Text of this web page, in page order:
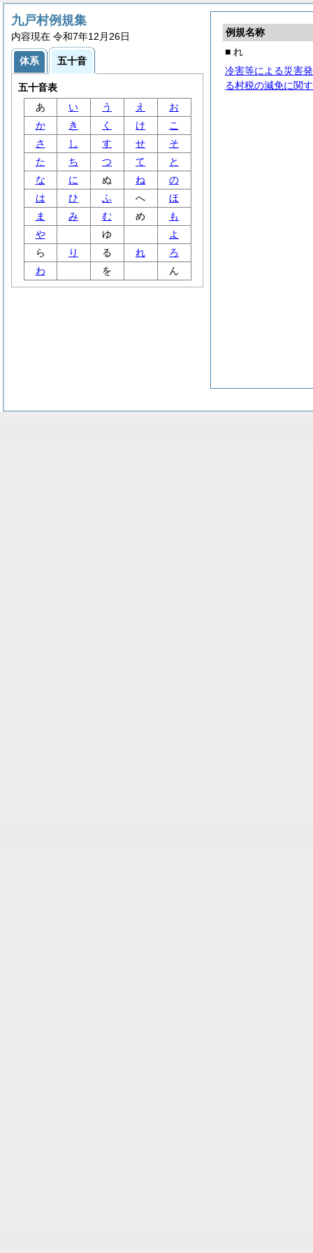
例規名称
■ れ
冷害等による災害
る村税の減免に関
九戸村例規集
内容現在 令和7年12月26日
体系 五十音
五十音表
あ
い う え
お
か
き く け
こ
さ
し す せ
そ
た
ち つ て
と
な
に ぬ ね
の
は
ひ ふ へ
ほ
ま
み む め
も
や
ゆ
よ
ら
り る れ
ろ
わ
を ん